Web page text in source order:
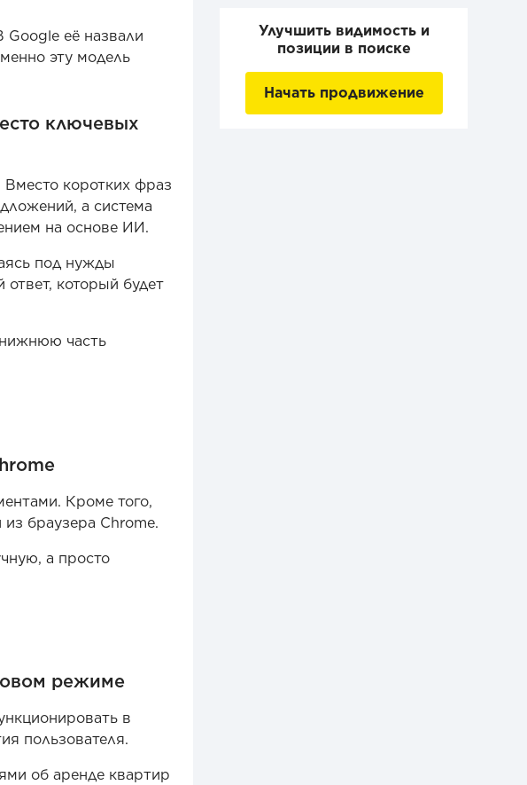
Google её назвали
эту модель
ключевых
коротких фраз
а система
на основе ИИ.
под нужды
который будет
нижнюю часть
Кроме того,
браузера Chrome.
а просто
режиме
в
пользователя.
об аренде квартир
Улучшить видимость и
позиции в поиске
Начать продвижение